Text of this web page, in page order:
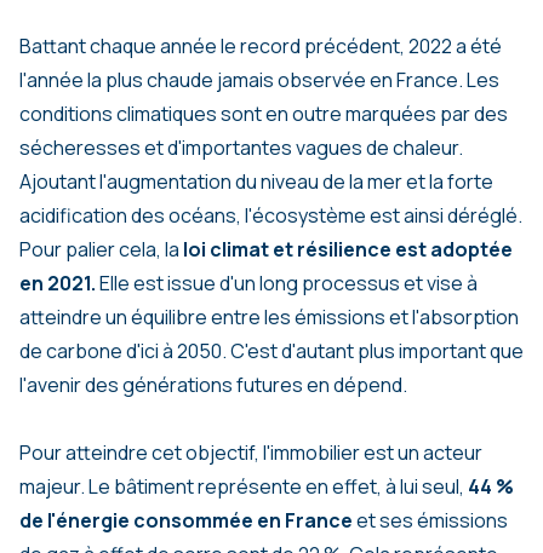
Battant chaque année le record précédent, 2022 a été
l'année la plus chaude jamais observée en France. Les
conditions climatiques sont en outre marquées par des
sécheresses et d'importantes vagues de chaleur.
Ajoutant l'augmentation du niveau de la mer et la forte
acidification des océans, l'écosystème est ainsi déréglé.
Pour palier cela, la loi climat et résilience est adoptée
en 2021.Elle est issue d'un long processus et vise à
atteindre un équilibre entre les émissions et l'absorption
de carbone d'ici à 2050. C'est d'autant plus important que
l'avenir des générations futures en dépend.
Pour atteindre cet objectif, l'immobilier est un acteur
majeur. Le bâtiment représente en effet, à lui seul, 44 %
de l'énergie consommée en Franceet ses émissions